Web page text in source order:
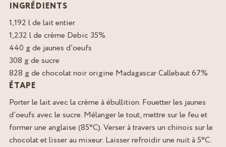
INGRÉDIENTS
1,192 l de lait entier
1,232 l de crème Debic 35%
440 g de jaunes d’oeufs
308 g de sucre
828 g de chocolat noir origine Madagascar Callebaut 67%
ÉTAPE
Porter le lait avec la crème à ébullition. Fouetter les jaunes
d’oeufs avec le sucre. Mélanger le tout, mettre sur le feu et
former une anglaise (85°C). Verser à travers un chinois sur le
chocolat et lisser au mixeur. Laisser refroidir une nuit à 5°C.